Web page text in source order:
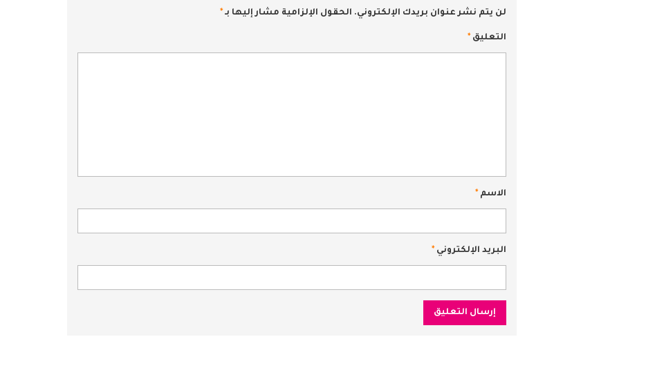
لن يتم نشر عنوان بريدك الإلكتروني. الحقول الإلزامية مشار إليها بـ*
التعليق*
الاسم*
البريد الإلكتروني*